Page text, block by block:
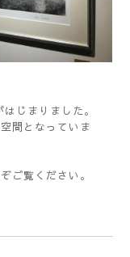
じまりました。
間となっていま
ご覧ください。